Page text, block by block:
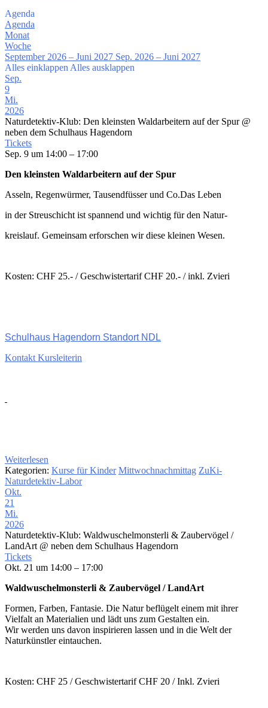
Agenda
Agenda
Monat
Woche
September 2026 – Juni 2027 Sep. 2026 – Juni 2027
Alles einklappen Alles ausklappen
Sep.
9
Mi.
2026
Naturdetektiv-Klub: Den kleinsten Waldarbeitern auf der Spur @
neben dem Schulhaus Hagendorn
Tickets
Sep. 9 um 14:00 – 17:00
Den kleinsten Waldarbeitern auf der Spur
Asseln, Regenwürmer, Tausendfüsser und Co.Das Leben
in der Streuschicht ist spannend und wichtig für den Natur-
kreislauf. Gemeinsam erforschen wir diese kleinen Wesen.
Kosten: CHF 25.- / Geschwistertarif CHF 20.- / inkl. Zvieri
Schulhaus Hagendorn Standort NDL
Kontakt Kursleiterin
Weiterlesen
Kategorien: Kurse für Kinder Mittwochnachmittag ZuKi-
Naturdetektiv-Labor
Okt.
21
Mi.
2026
Naturdetektiv-Klub: Waldwuschelmonsterli & Zaubervögel /
LandArt @ neben dem Schulhaus Hagendorn
Tickets
Okt. 21 um 14:00 – 17:00
Waldwuschelmonsterli & Zaubervögel / LandArt
Formen, Farben, Fantasie. Die Natur beflügelt einem mit ihrer
Vielfalt an Materialien und lädt uns zum Gestalten ein.
Wir werden uns davon inspirieren lassen und in die Welt der
Naturkünstler eintauchen.
Kosten: CHF 25 / Geschwistertarif CHF 20 / Inkl. Zvieri